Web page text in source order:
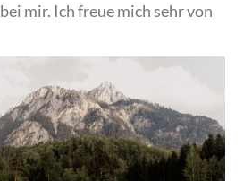
bei mir. Ich freue mich sehr von